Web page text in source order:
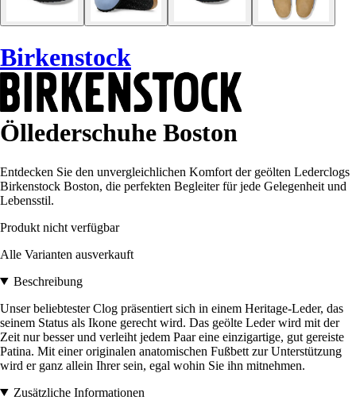
Birkenstock
Öllederschuhe Boston
Entdecken Sie den unvergleichlichen Komfort der geölten Lederclogs
Birkenstock Boston, die perfekten Begleiter für jede Gelegenheit und
Lebensstil.
Produkt nicht verfügbar
Alle Varianten ausverkauft
Beschreibung
Unser beliebtester Clog präsentiert sich in einem Heritage-Leder, das
seinem Status als Ikone gerecht wird. Das geölte Leder wird mit der
Zeit nur besser und verleiht jedem Paar eine einzigartige, gut gereiste
Patina. Mit einer originalen anatomischen Fußbett zur Unterstützung
wird er ganz allein Ihrer sein, egal wohin Sie ihn mitnehmen.
Zusätzliche Informationen